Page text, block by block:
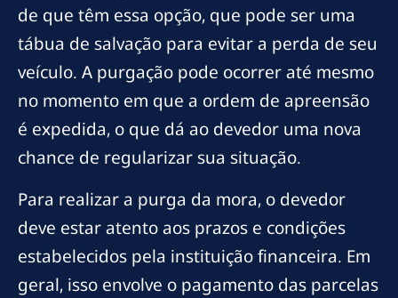
de que têm essa opção, que pode ser uma
tábua de salvação para evitar a perda de seu
veículo. A purgação pode ocorrer até mesmo
no momento em que a ordem de apreensão
é expedida, o que dá ao devedor uma nova
chance de regularizar sua situação.
Para realizar a purga da mora, o devedor
deve estar atento aos prazos e condições
estabelecidos pela instituição financeira. Em
geral, isso envolve o pagamento das parcelas